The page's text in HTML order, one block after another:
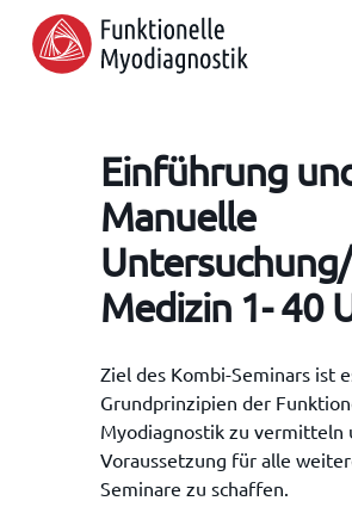
main
Einführung
Manuelle
Medizin 1- 40
Ziel des Kombi-Seminars ist
Grundprinzipien der
Myodiagnostik zu vermitteln
Voraussetzung für alle
Seminare zu schaffen.